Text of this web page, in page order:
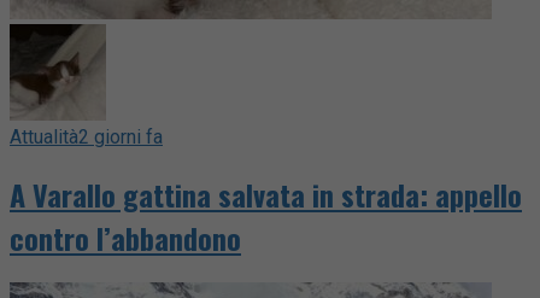
Attualità2 giorni fa
A Varallo gattina salvata in strada: appello
contro l’abbandono